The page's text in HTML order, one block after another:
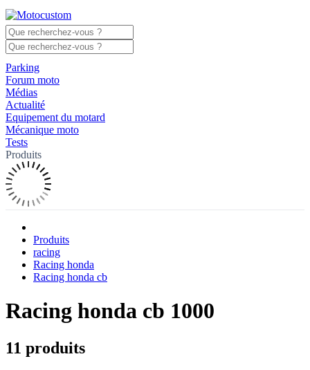
Parking
Forum moto
Médias
Actualité
Equipement du motard
Mécanique moto
Tests
Produits
Produits
racing
Racing honda
Racing honda cb
Racing honda cb 1000
11 produits